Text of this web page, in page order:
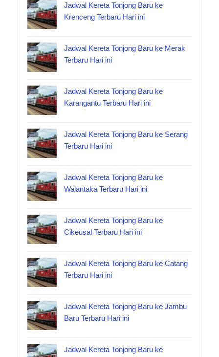
Jadwal Kereta Tonjong Baru ke
Krenceng Terbaru Hari ini
Jadwal Kereta Tonjong Baru ke Merak
Terbaru Hari ini
Jadwal Kereta Tonjong Baru ke
Karangantu Terbaru Hari ini
Jadwal Kereta Tonjong Baru ke Serang
Terbaru Hari ini
Jadwal Kereta Tonjong Baru ke
Walantaka Terbaru Hari ini
Jadwal Kereta Tonjong Baru ke
Cikeusal Terbaru Hari ini
Jadwal Kereta Tonjong Baru ke Catang
Terbaru Hari ini
Jadwal Kereta Tonjong Baru ke Jambu
Baru Terbaru Hari ini
Jadwal Kereta Tonjong Baru ke